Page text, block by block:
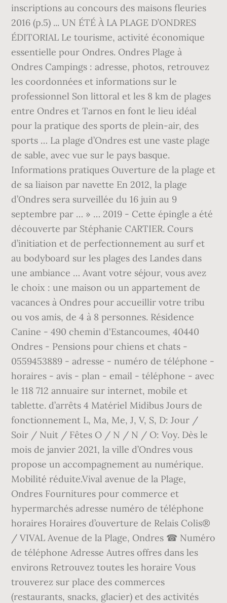
inscriptions au concours des maisons fleuries
2016 (p.5) ... UN ÉTÉ À LA PLAGE D’ONDRES
ÉDITORIAL Le tourisme, activité économique
essentielle pour Ondres. Ondres Plage à
Ondres Campings : adresse, photos, retrouvez
les coordonnées et informations sur le
professionnel Son littoral et les 8 km de plages
entre Ondres et Tarnos en font le lieu idéal
pour la pratique des sports de plein-air, des
sports … La plage d’Ondres est une vaste plage
de sable, avec vue sur le pays basque.
Informations pratiques Ouverture de la plage et
de sa liaison par navette En 2012, la plage
d’Ondres sera surveillée du 16 juin au 9
septembre par … » … 2019 - Cette épingle a été
découverte par Stéphanie CARTIER. Cours
d’initiation et de perfectionnement au surf et
au bodyboard sur les plages des Landes dans
une ambiance … Avant votre séjour, vous avez
le choix : une maison ou un appartement de
vacances à Ondres pour accueillir votre tribu
ou vos amis, de 4 à 8 personnes. Résidence
Canine - 490 chemin d'Estancoumes, 40440
Ondres - Pensions pour chiens et chats -
0559453889 - adresse - numéro de téléphone -
horaires - avis - plan - email - téléphone - avec
le 118 712 annuaire sur internet, mobile et
tablette. d’arrêts 4 Matériel Midibus Jours de
fonctionnement L, Ma, Me, J, V, S, D: Jour /
Soir / Nuit / Fêtes O / N / N / O: Voy. Dès le
mois de janvier 2021, la ville d’Ondres vous
propose un accompagnement au numérique.
Mobilité réduite.Vival avenue de la Plage,
Ondres Fournitures pour commerce et
hypermarchés adresse numéro de téléphone
horaires Horaires d’ouverture de Relais Colis®
/ VIVAL Avenue de la Plage, Ondres ☎ Numéro
de téléphone Adresse Autres offres dans les
environs Retrouvez toutes les horaire Vous
trouverez sur place des commerces
(restaurants, snacks, glacier) et des activités